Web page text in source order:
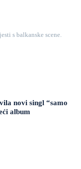
s balkanske scene.
novi singl “samo
album